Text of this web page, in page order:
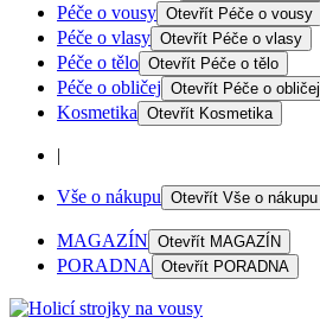
Péče o vousy Otevřít Péče o vousy
Péče o vlasy Otevřít Péče o vlasy
Péče o tělo Otevřít Péče o tělo
Péče o obličej Otevřít Péče o obličej
Kosmetika Otevřít Kosmetika
|
Vše o nákupu Otevřít Vše o nákupu
MAGAZÍN Otevřít MAGAZÍN
PORADNA Otevřít PORADNA